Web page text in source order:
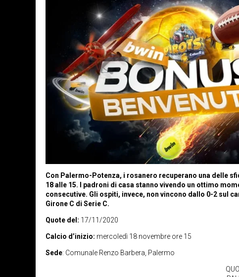
Con Palermo-Potenza, i rosanero recuperano una delle
18 alle 15. I padroni di casa stanno vivendo un ottimo
consecutive. Gli ospiti, invece, non vincono dallo 0-2 sul
Girone C di Serie C.
Quote del: 17/11/2020
Calcio d’inizio: mercoledì 18 novembre ore 15
Sede: Comunale Renzo Barbera, Palermo